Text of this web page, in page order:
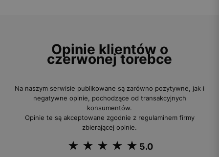
Opinie klientów o
czerwonej torebce
Na naszym serwisie publikowane są zarówno pozytywne, jak i
negatywne opinie, pochodzące od transakcyjnych
konsumentów.
Opinie te są akceptowane zgodnie z regulaminem firmy
zbierającej opinie.
5.0